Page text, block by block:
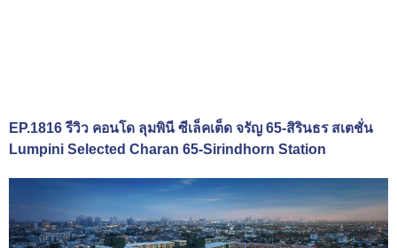
EP.1816 รีวิว คอนโด ลุมพินี ซีเล็คเต็ด จรัญ 65-สิรินธร สเตชั่น
Lumpini Selected Charan 65-Sirindhorn Station